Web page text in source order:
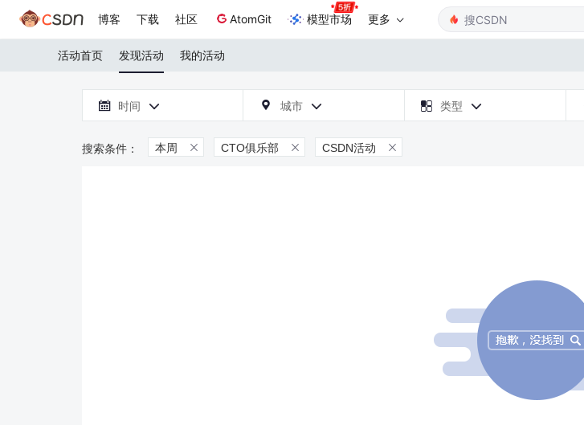
博客 下载 社区 AtomGit 模型市场 更多
活动首页 发现活动 我的活动
 时间   城市   类型 
本周  CTO俱乐部  CSDN活动 